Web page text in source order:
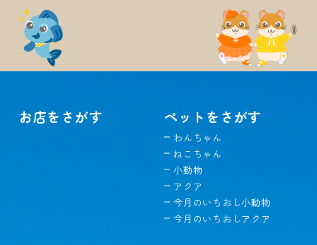
お店をさがす ペットをさがす
わんちゃん
ねこちゃん
小動物
アクア
今月のいちおし小動物
今月のいちおしアクア